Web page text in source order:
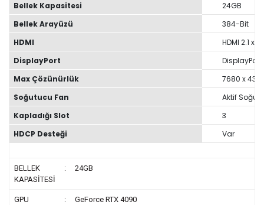
Bellek Kapasitesi
24GB
Bellek Arayüzü
384-Bit
HDMI
HDMI 2.1 x 1
DisplayPort
DisplayPort
Max Çözünürlük
7680 x
Soğutucu Fan
Aktif
Kapladığı Slot
3
HDCP Desteği
Var
BELLEK
KAPASİTESİ
: 24GB
GPU
: GeForce RTX 4090